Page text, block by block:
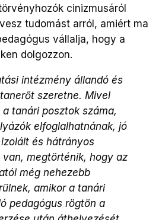
cinizmusáról
tudomást arról, amiért ma
vállalja, hogy a
dolgozzon.
intézmény állandó és
szeretne. Mivel
tanári posztok száma,
elfoglalhatnának, jó
és hátrányos
megtörténik, hogy az
még nehezebb
amikor a tanári
pedagógus rögtön a